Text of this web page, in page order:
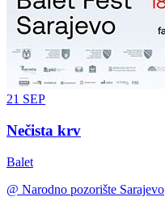
21 SEP
Nečista krv
Balet
@ Narodno pozorište Sarajevo